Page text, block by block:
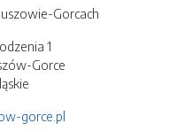
Gorcach
1
Gorce
gorce.pl